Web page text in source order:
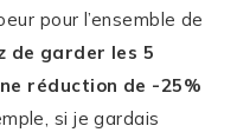
pour l’ensemble de
de garder les 5
réduction de -25%
si je gardais